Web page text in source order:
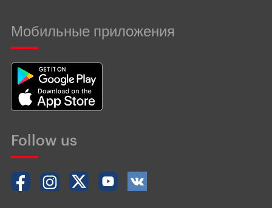
Мобильные приложения
Follow us